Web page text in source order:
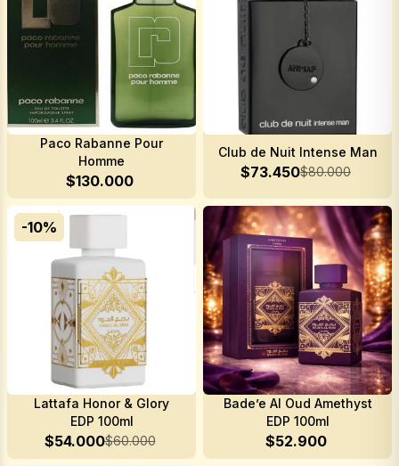
Paco Rabanne Pour
Homme
$130.000
Club de Nuit Intense Man
$73.450$80.000
-10%
Lattafa Honor & Glory
EDP 100ml
$54.000$60.000
Bade’e Al Oud Amethyst
EDP 100ml
$52.900